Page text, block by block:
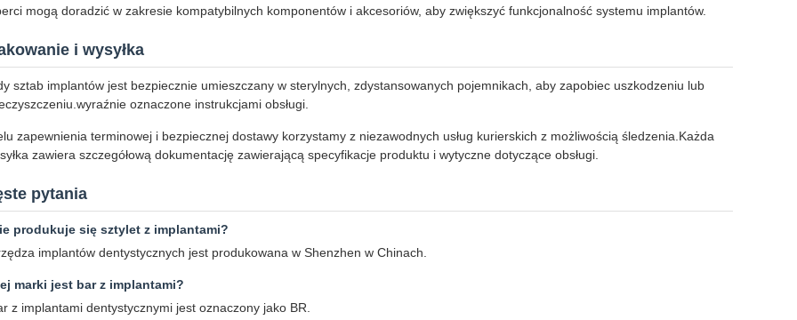
mogą doradzić w zakresie kompatybilnych komponentów i akcesoriów, aby zwiększyć funkcjonalność systemu implantów.
i wysyłka
sztab implantów jest bezpiecznie umieszczany w sterylnych, zdystansowanych pojemnikach, aby zapobiec uszkodzeniu lub
oznaczone instrukcjami obsługi.
zapewnienia terminowej i bezpiecznej dostawy korzystamy z niezawodnych usług kurierskich z możliwością śledzenia.Każda
zawiera szczegółową dokumentację zawierającą specyfikacje produktu i wytyczne dotyczące obsługi.
pytania
produkuje się sztylet z implantami?
implantów dentystycznych jest produkowana w Shenzhen w Chinach.
marki jest bar z implantami?
z implantami dentystycznymi jest oznaczony jako BR.